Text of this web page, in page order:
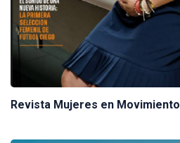
Revista Mujeres en Movimiento